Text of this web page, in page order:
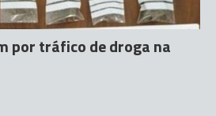
por tráfico de droga na